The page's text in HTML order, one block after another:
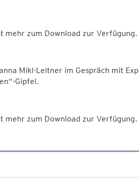
mehr zum Download zur Verfügung.
Mikl-Leitner im Gespräch mit
Gipfel.
mehr zum Download zur Verfügung.